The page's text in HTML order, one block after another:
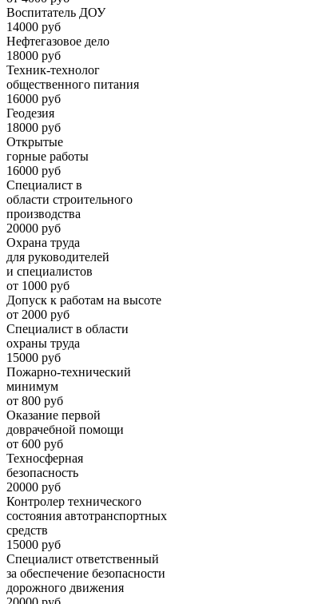
Воспитатель ДОУ
14000 руб
Нефтегазовое дело
18000 руб
Техник-технолог
общественного питания
16000 руб
Геодезия
18000 руб
Открытые
горные работы
16000 руб
Специалист в
области строительного
производства
20000 руб
Охрана труда
для руководителей
и специалистов
от 1000 руб
Допуск к работам на высоте
от 2000 руб
Специалист в области
охраны труда
15000 руб
Пожарно-технический
минимум
от 800 руб
Оказание первой
доврачебной помощи
от 600 руб
Техносферная
безопасность
20000 руб
Контролер технического
состояния автотранспортных
средств
15000 руб
Специалист ответственный
за обеспечение безопасности
дорожного движения